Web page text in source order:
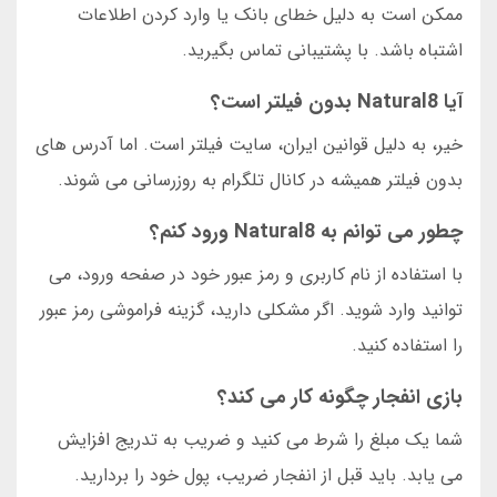
ممکن است به دلیل خطای بانک یا وارد کردن اطلاعات
اشتباه باشد. با پشتیبانی تماس بگیرید.
آیا Natural8 بدون فیلتر است؟
خیر، به دلیل قوانین ایران، سایت فیلتر است. اما آدرس های
بدون فیلتر همیشه در کانال تلگرام به روزرسانی می شوند.
چطور می توانم به Natural8 ورود کنم؟
با استفاده از نام کاربری و رمز عبور خود در صفحه ورود، می
توانید وارد شوید. اگر مشکلی دارید، گزینه فراموشی رمز عبور
را استفاده کنید.
بازی انفجار چگونه کار می کند؟
شما یک مبلغ را شرط می کنید و ضریب به تدریج افزایش
می یابد. باید قبل از انفجار ضریب، پول خود را بردارید.